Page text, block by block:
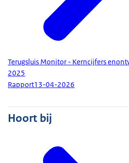
Terugsluis Monitor - Kerncijfers
2025
Rapport13-04-2026
Hoort bij